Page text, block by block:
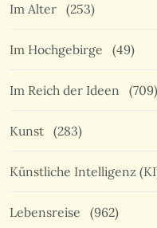
Im Alter (253)
Im Hochgebirge (49)
Im Reich der Ideen (709)
Kunst (283)
Künstliche Intelligenz
Lebensreise (962)